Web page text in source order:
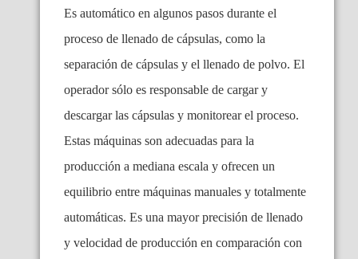
Es automático en algunos pasos durante el
proceso de llenado de cápsulas, como la
separación de cápsulas y el llenado de polvo. El
operador sólo es responsable de cargar y
descargar las cápsulas y monitorear el proceso.
Estas máquinas son adecuadas para la
producción a mediana escala y ofrecen un
equilibrio entre máquinas manuales y totalmente
automáticas. Es una mayor precisión de llenado
y velocidad de producción en comparación con